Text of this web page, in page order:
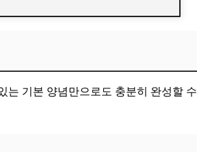
는 기본 양념만으로도 충분히 완성할 수